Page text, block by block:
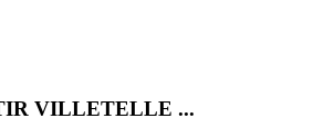
VILLETELLE ...